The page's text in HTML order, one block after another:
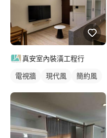
真安室內裝潢工程行
電視牆 現代風 簡約風